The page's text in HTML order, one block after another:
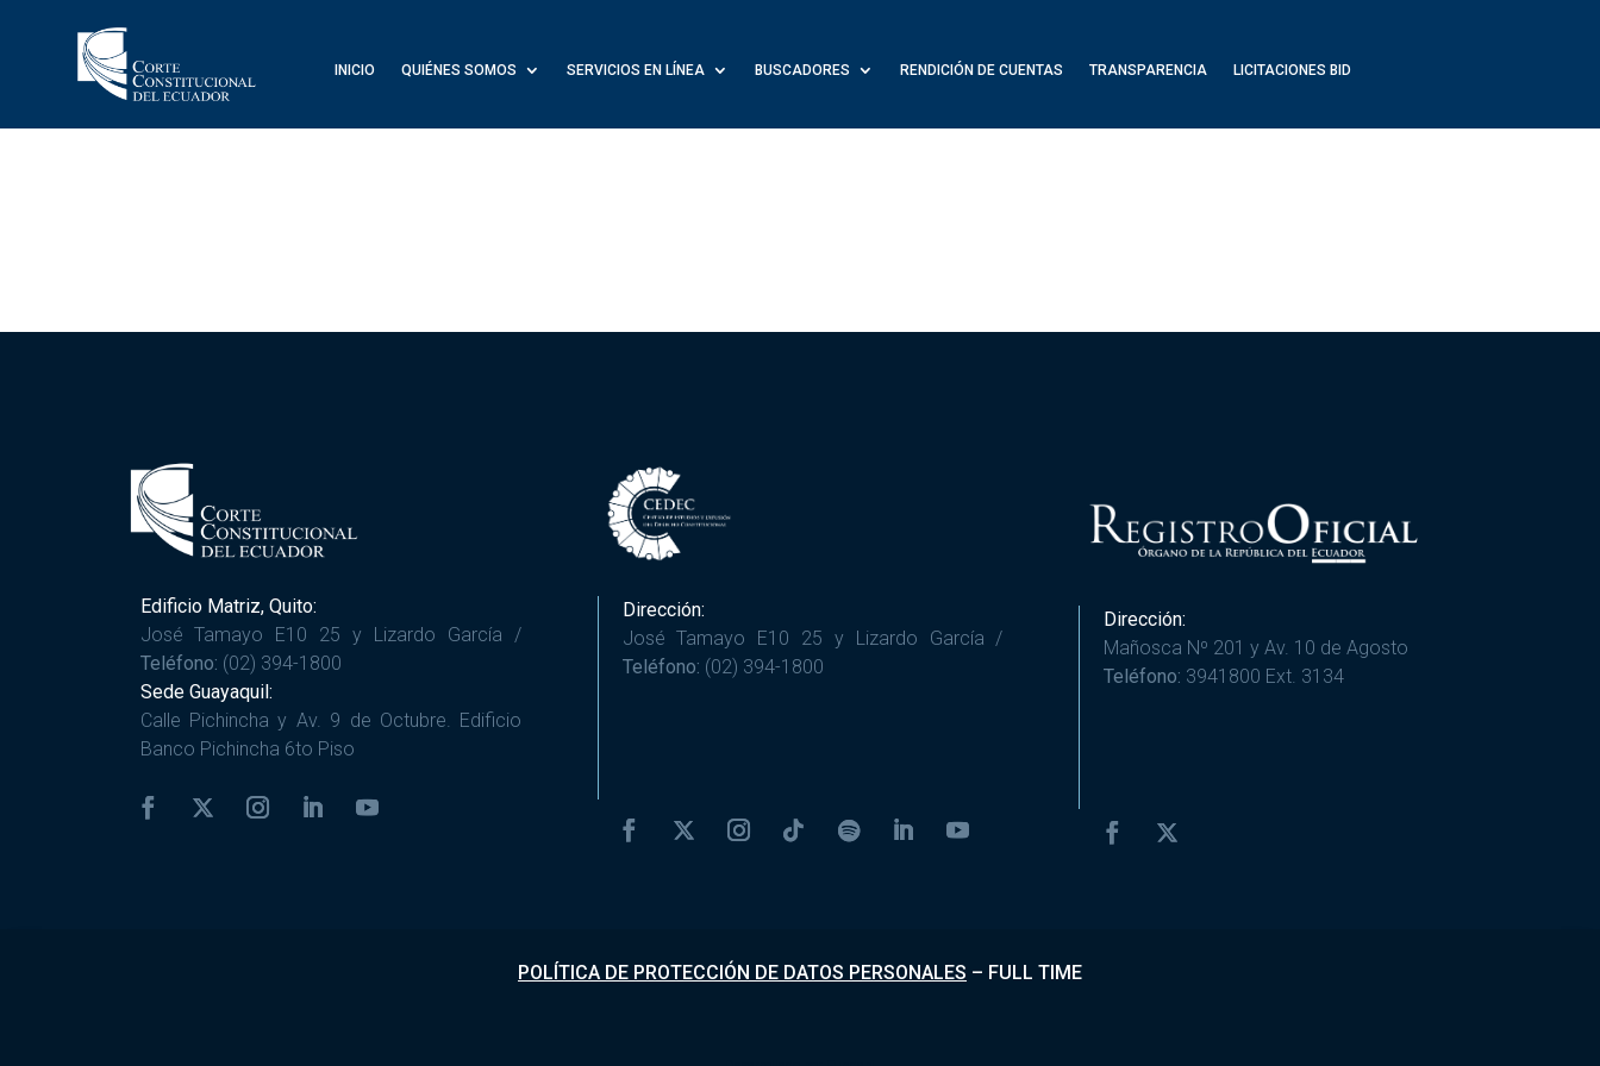
INICIO QUIÉNES SOMOS SERVICIOS EN LÍNEA BUSCADORES RENDICIÓN DE CUENTAS TRANSPARENCIA LICITACIONES BID
Edificio Matriz, Quito:
José Tamayo E10 25 y Lizardo García /
Teléfono: (02) 394-1800
Sede Guayaquil:
Calle Pichincha y Av. 9 de Octubre. Edificio
Banco Pichincha 6to Piso
Dirección:
José Tamayo E10 25 y Lizardo García /
Teléfono: (02) 394-1800
Dirección:
Mañosca Nº 201 y Av. 10 de Agosto
Teléfono: 3941800 Ext. 3134
POLÍTICA DE PROTECCIÓN DE DATOS PERSONALES – FULL TIME